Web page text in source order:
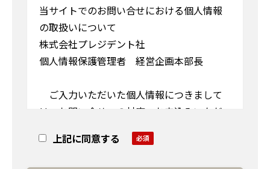
当サイトでのお問い合せにおける個人情報
の取扱いについて
株式会社プレジデント社
個人情報保護管理者 経営企画本部長
ご入力いただいた個人情報につきまして
は、お問い合せへの対応、お申込みいただ
いた商品の発送、事務連絡や弊社サービス
に関するご案内をさせていただきます。 法
上記に同意する